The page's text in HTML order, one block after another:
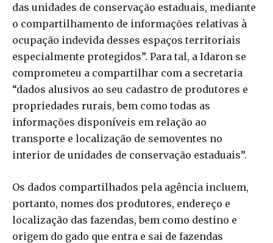
das unidades de conservação estaduais, mediante
o compartilhamento de informações relativas à
ocupação indevida desses espaços territoriais
especialmente protegidos”. Para tal, a Idaron se
comprometeu a compartilhar com a secretaria
“dados alusivos ao seu cadastro de produtores e
propriedades rurais, bem como todas as
informações disponíveis em relação ao
transporte e localização de semoventes no
interior de unidades de conservação estaduais”.
Os dados compartilhados pela agência incluem,
portanto, nomes dos produtores, endereço e
localização das fazendas, bem como destino e
origem do gado que entra e sai de fazendas